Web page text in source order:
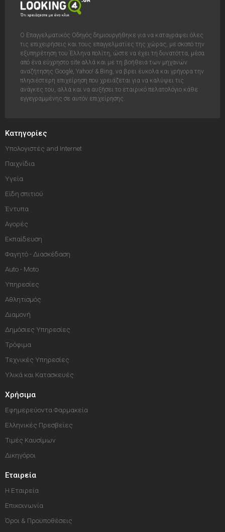
Ο Επαγγελματικός Οδηγός δημιουργήθηκε για να καταγράψει όλες
τις επιχειρήσεις και τους επαγγελματίες της χώρας, με σκοπό την
εξυπηρέτηση του Έλληνα πολίτη, ώστε να έχει τη δυνατόττα, μέσα
από ένα εύχρηστο site αλλά και με τη βοήθεια των μηχανών
αναζήτησης Google, Yahoo! & Bing, να βρει έυκολα και γρήγορα την
πλησιέστερη επιχείρηση που χρειάζεται για να καλύψει τις
ανάγκες του, αλλά και να αυξήσει το εταιρικό πελατολόγιο κάθε
εγγεγραμμένης σε αυτόν επιχείρησης.
Κατηγορίες
Υπολογιστές and Internet
Παιχνίδια
Υγεία
Είδη σπιτιού
Έντυπα
Αγορές
Εκπαίδευση
Φαγητό - Διασκέδαση
Auto - Moto
Υπηρεσίες
Αθλητισμός
Διαμονή
Δημόσιες Υπηρεσίες
Τρόφιμα
Τεχνικές Υπηρεσίες
Υλικά και Κατασκευές
Χρήσιμα
Εφημερεύοντα Φαρμακεία
Ελληνικές Πρεσβείες
Τιμές Καυσίμων
Δικηγόροι
Εταιρεία
Η Εταιρεία
Επικοινωνία
Όροι & Προϋποθέσεις